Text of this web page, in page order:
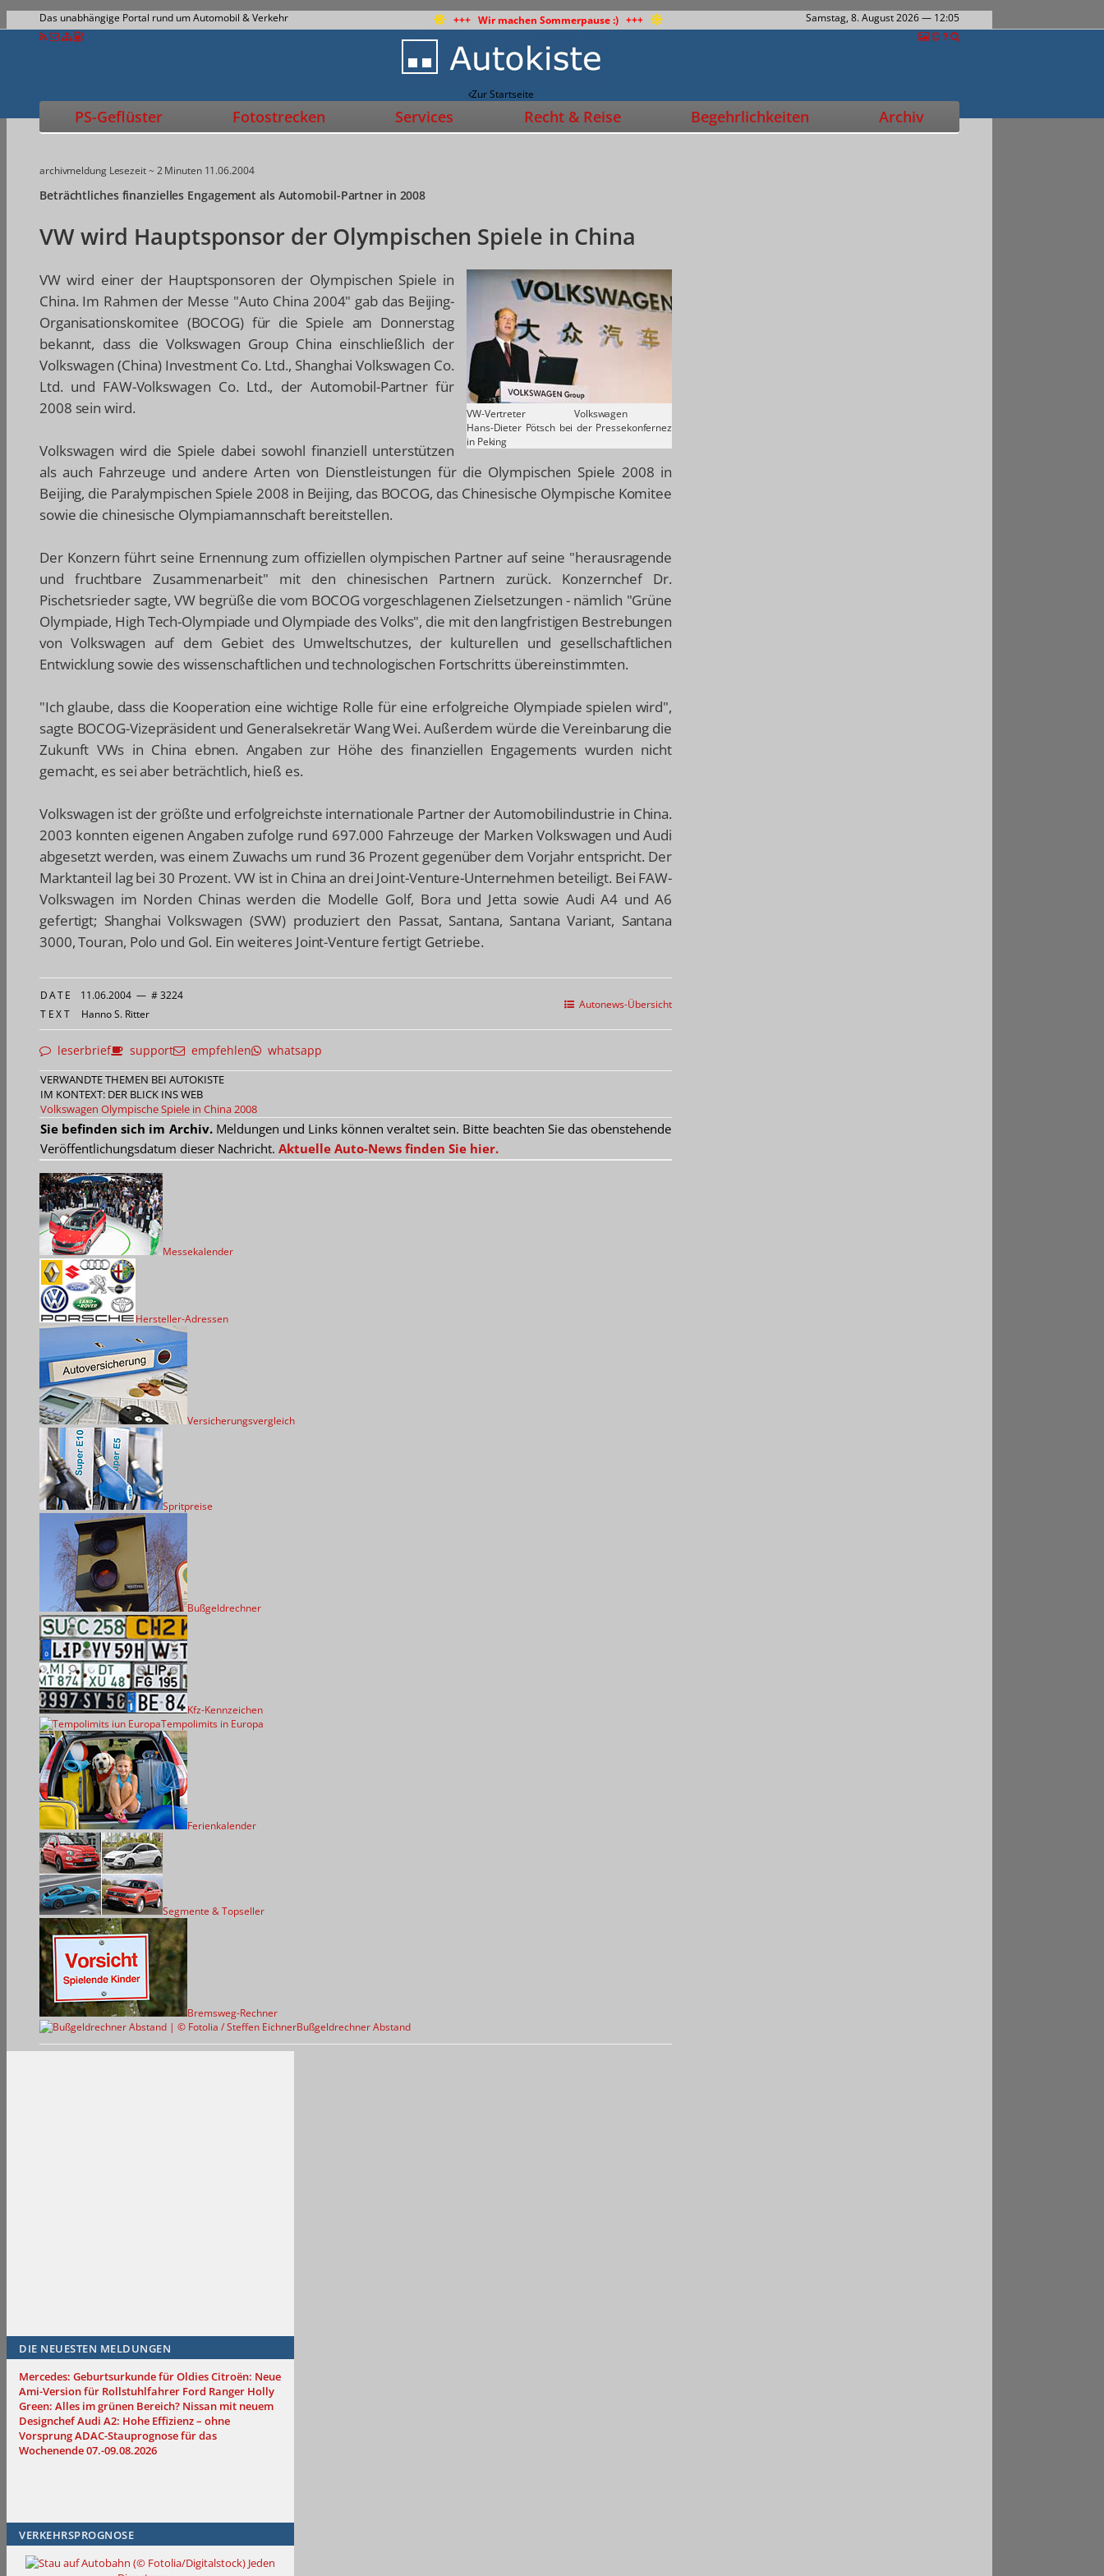
Das unabhängige Portal rund um Automobil & Verkehr +++ Wir machen Sommerpause :) +++ Samstag, 8. August 2026— 12:06
Zur Startseite
PS-Geflüster Fotostrecken Services Recht & Reise Begehrlichkeiten Archiv
archivmeldung Lesezeit ~ 2 Minuten 11.06.2004
Beträchtliches finanzielles Engagement als Automobil-Partner in 2008
VW wird Hauptsponsor der Olympischen Spiele in China
VW-Vertreter
Volkswagen
Hans-Dieter Pötsch bei der Pressekonfernez
in Peking
VW wird einer der Hauptsponsoren der Olympischen Spiele in
China. Im Rahmen der Messe "Auto China 2004" gab das Beijing-
Organisationskomitee (BOCOG) für die Spiele am Donnerstag
bekannt, dass die Volkswagen Group China einschließlich der
Volkswagen (China) Investment Co. Ltd., Shanghai Volkswagen Co.
Ltd. und FAW-Volkswagen Co. Ltd., der Automobil-Partner für
2008 sein wird.
Volkswagen wird die Spiele dabei sowohl finanziell unterstützen
als auch Fahrzeuge und andere Arten von Dienstleistungen für die Olympischen Spiele 2008 in
Beijing, die Paralympischen Spiele 2008 in Beijing, das BOCOG, das Chinesische Olympische Komitee
sowie die chinesische Olympiamannschaft bereitstellen.
Der Konzern führt seine Ernennung zum offiziellen olympischen Partner auf seine "herausragende
und fruchtbare Zusammenarbeit" mit den chinesischen Partnern zurück. Konzernchef Dr.
Pischetsrieder sagte, VW begrüße die vom BOCOG vorgeschlagenen Zielsetzungen - nämlich "Grüne
Olympiade, High Tech-Olympiade und Olympiade des Volks", die mit den langfristigen Bestrebungen
von Volkswagen auf dem Gebiet des Umweltschutzes, der kulturellen und gesellschaftlichen
Entwicklung sowie des wissenschaftlichen und technologischen Fortschritts übereinstimmten.
"Ich glaube, dass die Kooperation eine wichtige Rolle für eine erfolgreiche Olympiade spielen wird",
sagte BOCOG-Vizepräsident und Generalsekretär Wang Wei. Außerdem würde die Vereinbarung die
Zukunft VWs in China ebnen. Angaben zur Höhe des finanziellen Engagements wurden nicht
gemacht, es sei aber beträchtlich, hieß es.
Volkswagen ist der größte und erfolgreichste internationale Partner der Automobilindustrie in China.
2003 konnten eigenen Angaben zufolge rund 697.000 Fahrzeuge der Marken Volkswagen und Audi
abgesetzt werden, was einem Zuwachs um rund 36 Prozent gegenüber dem Vorjahr entspricht. Der
Marktanteil lag bei 30 Prozent. VW ist in China an drei Joint-Venture-Unternehmen beteiligt. Bei FAW-
Volkswagen im Norden Chinas werden die Modelle Golf, Bora und Jetta sowie Audi A4 und A6
gefertigt; Shanghai Volkswagen (SVW) produziert den Passat, Santana, Santana Variant, Santana
3000, Touran, Polo und Gol. Ein weiteres Joint-Venture fertigt Getriebe.
Autonews-Übersicht
DATE 11.06.2004 — # 3224
TEXT Hanno S. Ritter
leserbrief support empfehlen whatsapp
VERWANDTE THEMEN BEI AUTOKISTE
IM KONTEXT: DER BLICK INS WEB
Volkswagen Olympische Spiele in China 2008
Sie befinden sich im Archiv.Meldungen und Links können veraltet sein. Bitte beachten Sie das obenstehende
Veröffentlichungsdatum dieser Nachricht. Aktuelle Auto-News finden Sie hier.
Messekalender
Hersteller-Adressen
Versicherungsvergleich
Spritpreise
Bußgeldrechner
Kfz-Kennzeichen
Tempolimits in Europa
Ferienkalender
Segmente & Topseller
Bremsweg-Rechner
Bußgeldrechner Abstand
DIE NEUESTEN MELDUNGEN
Mercedes: Geburtsurkunde für OldiesCitroën: Neue
Ami-Version für Rollstuhlfahrer Ford Ranger Holly
Green: Alles im grünen Bereich? Nissan mit neuem
DesignchefAudi A2: Hohe Effizienz – ohne
VorsprungADAC-Stauprognose für das
Wochenende 07.-09.08.2026
VERKEHRSPROGNOSE
Jeden